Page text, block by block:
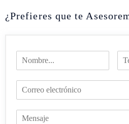
¿Prefieres que te